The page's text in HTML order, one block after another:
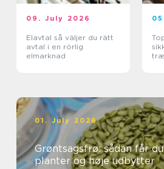
09. July 2026
Elavtal så väljer du rätt
avtal i en rörlig
elmarknad
01. July 2026
Grøntsagsfrø: sådan får
planter og høje udbytter